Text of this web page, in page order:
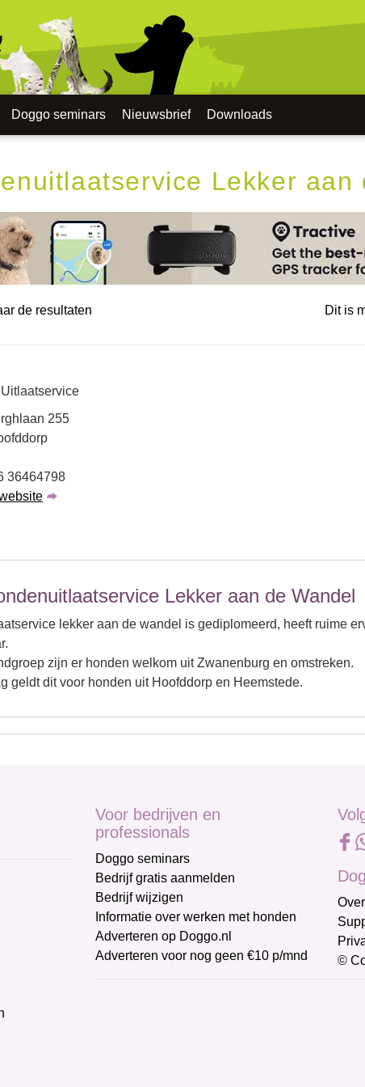
Doggo seminars Nieuwsbrief Downloads
Lekker aan
de resultaten Dit is
Uitlaatservice
255
36464798
Lekker aan de Wandel
lekker aan de wandel is gediplomeerd, heeft ruime
zijn er honden welkom uit Zwanenburg en omstreken.
geldt dit voor honden uit Hoofddorp en Heemstede.
Voor bedrijven en
professionals
Doggo seminars
Bedrijf gratis aanmelden
Bedrijf wijzigen
Informatie over werken met honden
Adverteren op Doggo.nl
Adverteren voor nog geen €10 p/mnd
©